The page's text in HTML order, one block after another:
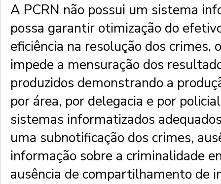
A PCRN não possui um sistema
possa garantir otimização do
eficiência na resolução dos crimes,
impede a mensuração dos
produzidos demonstrando a
por área, por delegacia e por
sistemas informatizados
uma subnotificação dos crimes,
informação sobre a criminalidade
ausência de compartilhamento de